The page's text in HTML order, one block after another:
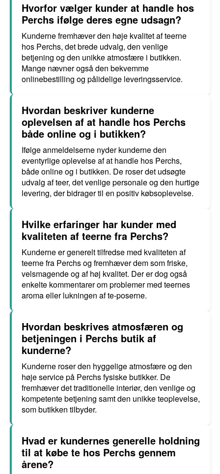
Hvorfor vælger kunder at handle hos
Perchs ifølge deres egne udsagn?
Kunderne fremhæver den høje kvalitet af teerne
hos Perchs, det brede udvalg, den venlige
betjening og den unikke atmosfære i butikken.
Mange nævner også den bekvemme
onlinebestilling og pålidelige leveringsservice.
Hvordan beskriver kunderne
oplevelsen af at handle hos Perchs
både online og i butikken?
Ifølge anmeldelserne nyder kunderne den
eventyrlige oplevelse af at handle hos Perchs,
både online og i butikken. De roser det udsøgte
udvalg af teer, det venlige personale og den hurtige
levering, der bidrager til en positiv købsoplevelse.
Hvilke erfaringer har kunder med
kvaliteten af teerne fra Perchs?
Kunderne er generelt tilfredse med kvaliteten af
teerne fra Perchs og fremhæver dem som friske,
velsmagende og af høj kvalitet. Der er dog også
enkelte kommentarer om problemer med teernes
aroma eller lukningen af te-poserne.
Hvordan beskrives atmosfæren og
betjeningen i Perchs butik af
kunderne?
Kunderne roser den hyggelige atmosfære og den
høje service på Perchs fysiske butikker. De
fremhæver det traditionelle interiør, den venlige og
kompetente betjening samt den unikke teoplevelse,
som butikken tilbyder.
Hvad er kundernes generelle holdning
til at købe te hos Perchs gennem
årene?